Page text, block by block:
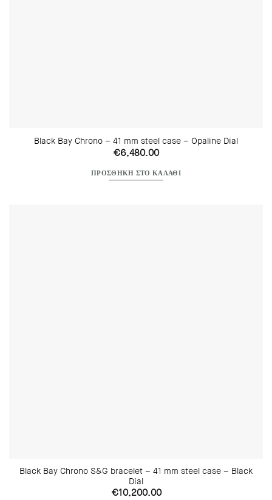
Black Bay Chrono – 41 mm steel case – Opaline Dial
€6,480.00
ΠΡΟΣΘΉΚΗ ΣΤΟ ΚΑΛΆΘΙ
Black Bay Chrono S&G bracelet – 41 mm steel case – Black
Dial
€10,200.00